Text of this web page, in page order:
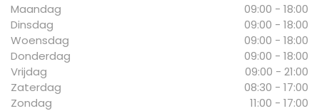
Maandag
09:00 - 18:00
Dinsdag
09:00 - 18:00
Woensdag
09:00 - 18:00
Donderdag
09:00 - 18:00
Vrijdag
09:00 - 21:00
Zaterdag
08:30 - 17:00
Zondag
11:00 - 17:00